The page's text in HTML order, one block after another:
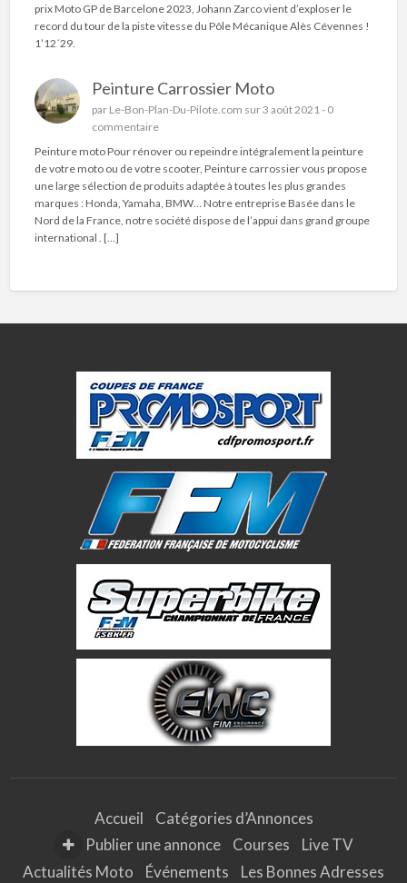
prix Moto GP de Barcelone 2023, Johann Zarco vient d’exploser le
record du tour de la piste vitesse du Pôle Mécanique Alès Cévennes !
1’12´29.
Peinture Carrossier Moto
par Le-Bon-Plan-Du-Pilote.com sur 3 août 2021 - 0
commentaire
Peinture moto Pour rénover ou repeindre intégralement la peinture
de votre moto ou de votre scooter, Peinture carrossier vous propose
une large sélection de produits adaptée à toutes les plus grandes
marques : Honda, Yamaha, BMW… Notre entreprise Basée dans le
Nord de la France, notre société dispose de l’appui dans grand groupe
international . […]
Accueil
Catégories d’Annonces
Publier une annonce
Courses
Live TV
Actualités Moto
Événements Les Bonnes Adresses